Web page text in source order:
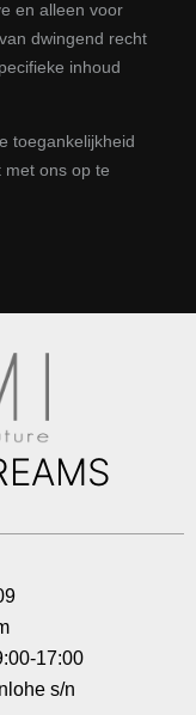
en alleen voor
dwingend recht
inhoud
toegankelijkheid
met ons op te
17:00
s/n